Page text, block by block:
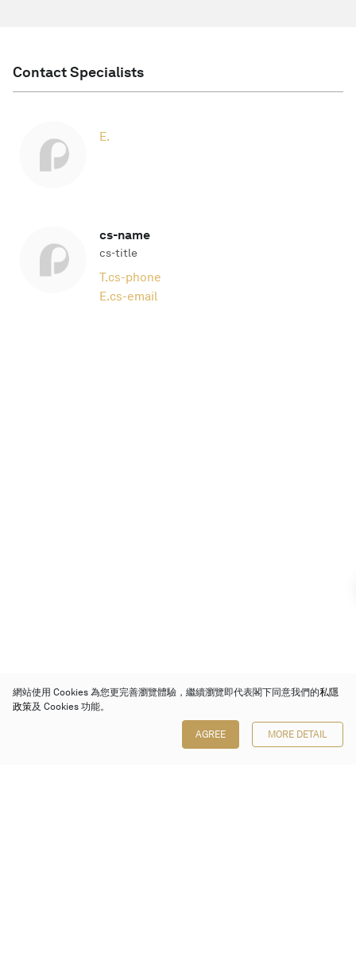
Contact Specialists
E.
cs-name
cs-title
T.cs-phone
E.cs-email
網站使用 Cookies 為您更完善瀏覽體驗，繼續瀏覽即代表閣下同意我們的私隱
政策及 Cookies 功能。
AGREE MORE DETAIL